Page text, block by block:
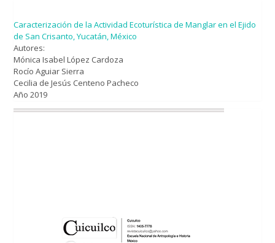
Caracterización de la Actividad Ecoturística de Manglar en el Ejido
de San Crisanto, Yucatán, México
Autores:
Mónica Isabel López Cardoza
Rocío Aguiar Sierra
Cecilia de Jesús Centeno Pacheco
Año 2019